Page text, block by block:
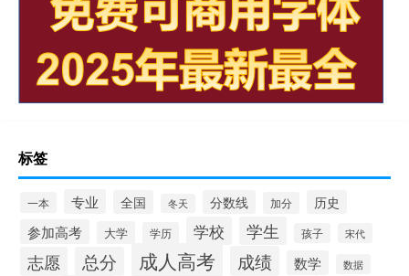
标签
一本 专业 全国 冬天 分数线 加分 历史
参加高考 大学 学历 学校 学生 孩子 宋代
志愿 总分 成人高考 成绩 数学 数据